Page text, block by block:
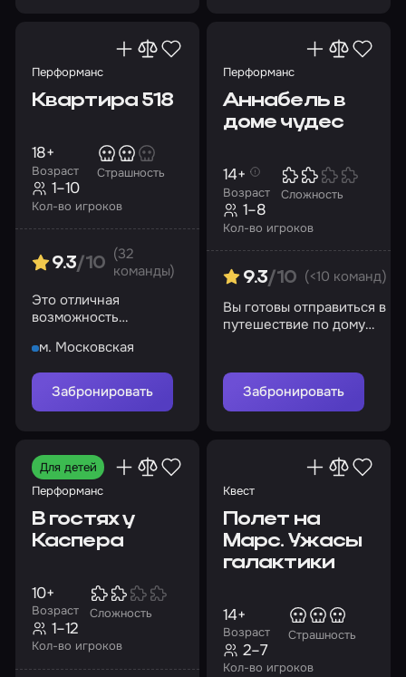
Перформанс
Квартира 518
Возраст
18+
Страшность
Кол-во игроков
1–10
9.3/10
(32
команды)
Это отличная
возможность
м. Московская
Забронировать
Перформанс
Аннабель в
доме чудес
Возраст
14+
Сложность
Кол-во игроков
1–8
9.3/10 (<10 команд)
Вы готовы отправиться в
путешествие по дому
Забронировать
Для детей
Перформанс
В гостях у
Каспера
Возраст
10+
Сложность
Кол-во игроков
1–12
Квест
Полет на
Марс. Ужасы
галактики
Возраст
14+
Страшность
Кол-во игроков
2–7